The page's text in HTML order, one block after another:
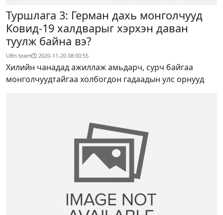
Туршлага 3: Герман дахь монголчууд
Ковид-19 халдварыг хэрхэн даван
туулж байна вэ?
UBn team 2020-11-20 08:00:55
Хилийн чанадад ажиллаж амьдарч, сурч байгаа
монголчуудтайгаа холбогдон гадаадын улс орнууд